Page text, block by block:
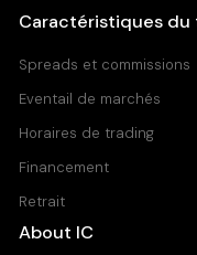
Caractéristiques du
Spreads et commissions
Eventail de marchés
Horaires de trading
Financement
Retrait
About IC